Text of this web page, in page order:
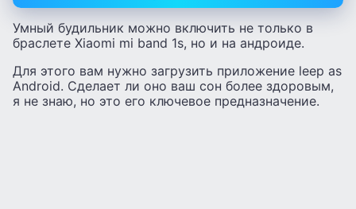
Умный будильник можно включить не только в
браслете Xiaomi mi band 1s, но и на андроиде.
Для этого вам нужно загрузить приложение leep as
Android. Сделает ли оно ваш сон более здоровым,
я не знаю, но это его ключевое предназначение.